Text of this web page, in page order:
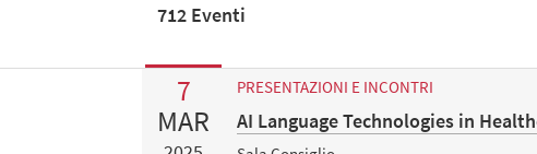
712 Eventi
7
MAR
PRESENTAZIONI E INCONTRI
AI Language Technologies in